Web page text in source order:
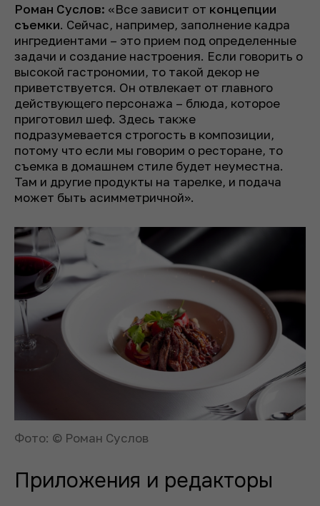
Роман Суслов: «Все зависит от концепции
съемки. Сейчас, например, заполнение кадра
ингредиентами – это прием под определенные
задачи и создание настроения. Если говорить о
высокой гастрономии, то такой декор не
приветствуется. Он отвлекает от главного
действующего персонажа – блюда, которое
приготовил шеф. Здесь также
подразумевается строгость в композиции,
потому что если мы говорим о ресторане, то
съемка в домашнем стиле будет неуместна.
Там и другие продукты на тарелке, и подача
может быть асимметричной».
Фото: © Роман Суслов
Приложения и редакторы